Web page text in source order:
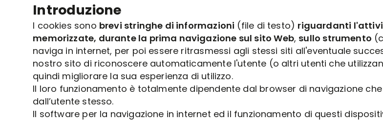
Introduzione
I cookies sono brevi stringhe di informazioni (file di testo) riguardanti
memorizzate, durante la prima navigazione sul sito Web, sullo strumento
naviga in internet, per poi essere ritrasmessi agli stessi siti all'eventuale
nostro sito di riconoscere automaticamente l'utente (o altri utenti che
quindi migliorare la sua esperienza di utilizzo.
Il loro funzionamento è totalmente dipendente dal browser di navigazione
dall’utente stesso.
Il software per la navigazione in internet ed il funzionamento di questi